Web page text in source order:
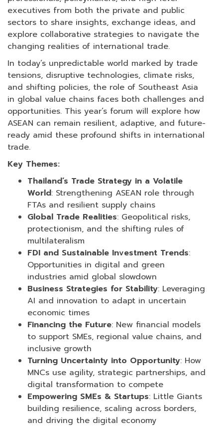
executives from both the private and public
sectors to share insights, exchange ideas, and
explore collaborative strategies to navigate the
changing realities of international trade.
In today’s unpredictable world marked by trade
tensions, disruptive technologies, climate risks,
and shifting policies, the role of Southeast Asia
in global value chains faces both challenges and
opportunities. This year’s forum will explore how
ASEAN can remain resilient, adaptive, and future-
ready amid these profound shifts in international
trade.
Key Themes:
Thailand’s Trade Strategy in a Volatile
World: Strengthening ASEAN role through
FTAs and resilient supply chains
Global Trade Realities: Geopolitical risks,
protectionism, and the shifting rules of
multilateralism
FDI and Sustainable Investment Trends:
Opportunities in digital and green
industries amid global slowdown
Business Strategies for Stability: Leveraging
AI and innovation to adapt in uncertain
economic times
Financing the Future: New financial models
to support SMEs, regional value chains, and
inclusive growth
Turning Uncertainty into Opportunity: How
MNCs use agility, strategic partnerships, and
digital transformation to compete
Empowering SMEs & Startups: Little Giants
building resilience, scaling across borders,
and driving the digital economy